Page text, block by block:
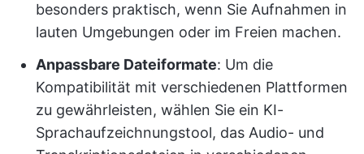
besonders praktisch, wenn Sie Aufnahmen in
lauten Umgebungen oder im Freien machen.
Anpassbare Dateiformate: Um die
Kompatibilität mit verschiedenen Plattformen
zu gewährleisten, wählen Sie ein KI-
Sprachaufzeichnungstool, das Audio- und